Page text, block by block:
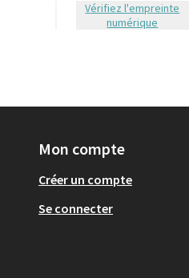
Vérifiez l'empreinte
numérique
Mon compte
Créer un compte
Se connecter